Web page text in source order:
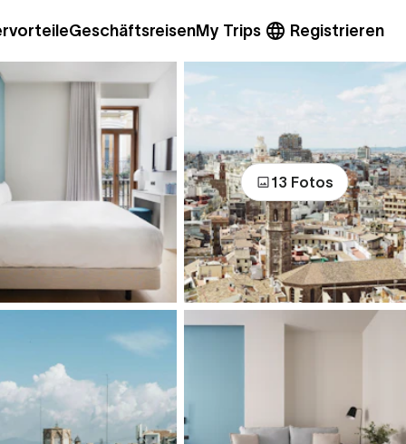
GeschäftsreisenMy Trips Registrieren
13 Fotos